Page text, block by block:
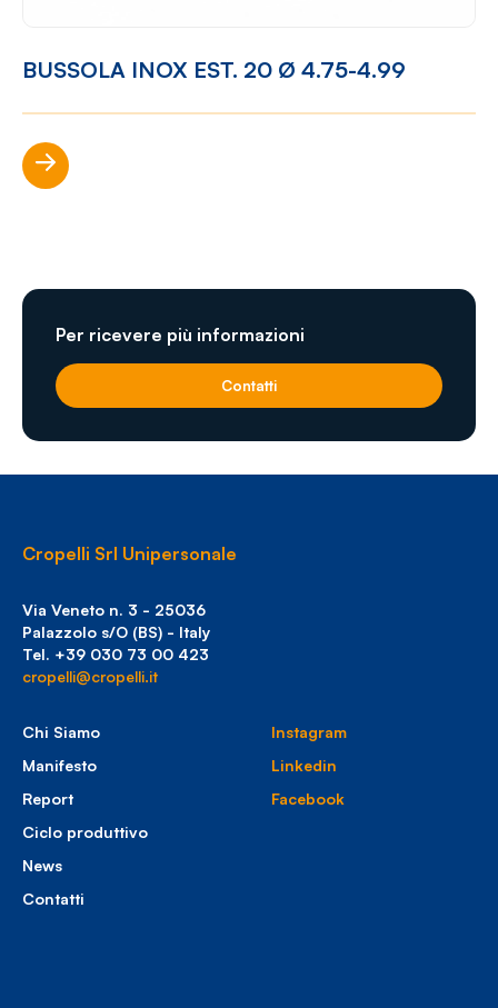
BUSSOLA INOX EST. 20 Ø 4.75-4.99
Scopri di più
Per ricevere più informazioni
Contatti
Cropelli Srl Unipersonale
Via Veneto n. 3 - 25036
Palazzolo s/O (BS) - Italy
Tel. +39 030 73 00 423
cropelli@cropelli.it
Chi Siamo
Manifesto
Report
Ciclo produttivo
News
Contatti
Instagram
Linkedin
Facebook